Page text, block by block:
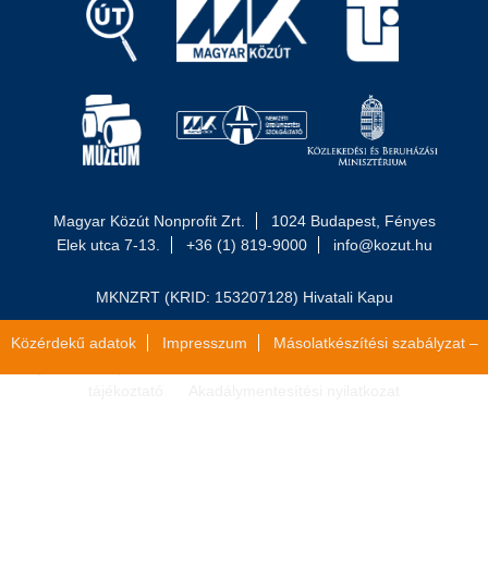
Magyar Közút Nonprofit Zrt.
1024 Budapest, Fényes
Elek utca 7-13.
+36 (1) 819-9000 info@kozut.hu
MKNZRT (KRID: 153207128) Hivatali Kapu
Közérdekű adatok Impresszum
Másolatkészítési szabályzat –